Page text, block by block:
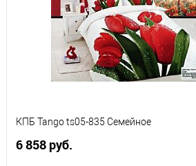
КПБ Tango ts05-835 Семейное
6 858 руб.